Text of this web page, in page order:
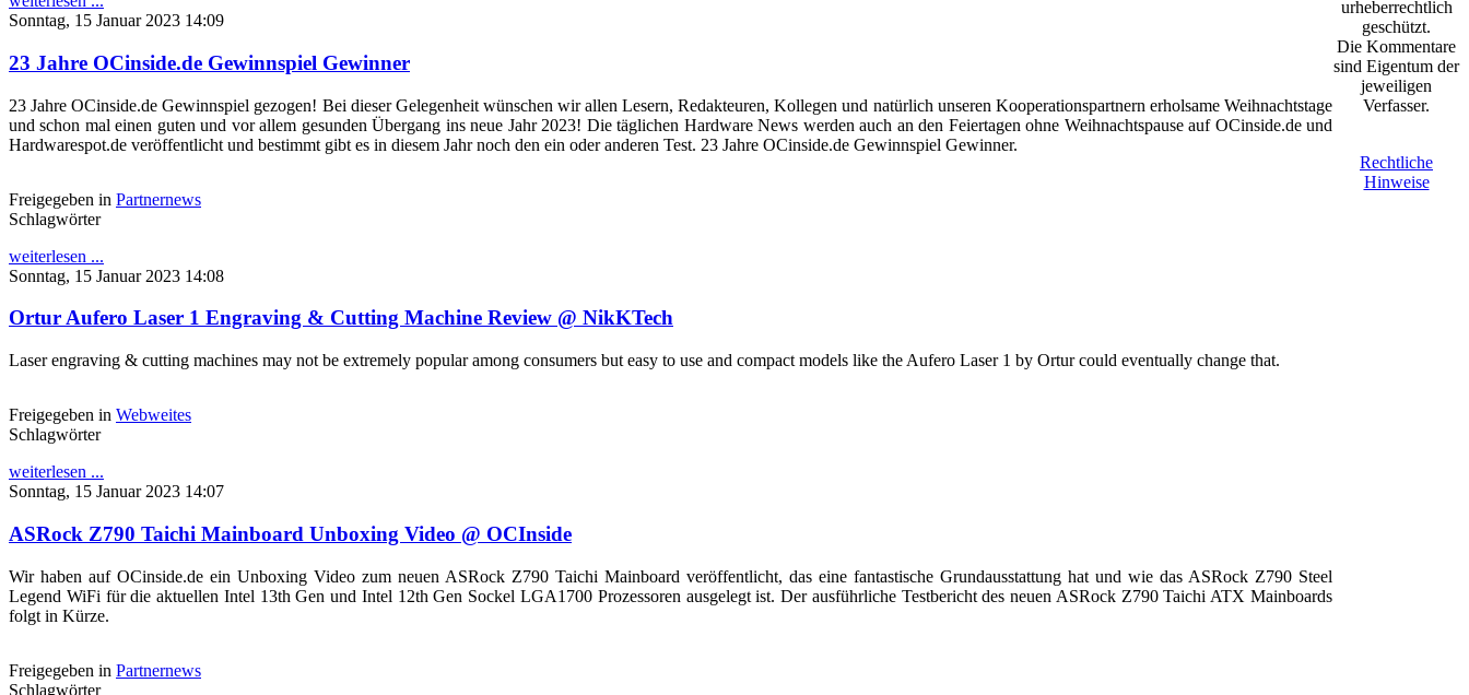
Sonntag, 15 Januar 2023 14:09
23 Jahre OCinside.de Gewinnspiel Gewinner
23 Jahre OCinside.de Gewinnspiel gezogen! Bei dieser Gelegenheit wünschen wir allen Lesern, Redakteuren, Kollegen und natürlich unseren Kooperationspartnern erholsame Weihnachtstage
und schon mal einen guten und vor allem gesunden Übergang ins neue Jahr 2023! Die täglichen Hardware News werden auch an den Feiertagen ohne Weihnachtspause auf OCinside.de und
Hardwarespot.de veröffentlicht und bestimmt gibt es in diesem Jahr noch den ein oder anderen Test. 23 Jahre OCinside.de Gewinnspiel Gewinner.
Freigegeben in Partnernews
Schlagwörter
weiterlesen ...
Sonntag, 15 Januar 2023 14:08
Ortur Aufero Laser 1 Engraving & Cutting Machine Review @ NikKTech
Laser engraving & cutting machines may not be extremely popular among consumers but easy to use and compact models like the Aufero Laser 1 by Ortur could eventually change that.
Freigegeben in Webweites
Schlagwörter
weiterlesen ...
Sonntag, 15 Januar 2023 14:07
ASRock Z790 Taichi Mainboard Unboxing Video @ OCInside
Wir haben auf OCinside.de ein Unboxing Video zum neuen ASRock Z790 Taichi Mainboard veröffentlicht, das eine fantastische Grundausstattung hat und wie das ASRock Z790 Steel
Legend WiFi für die aktuellen Intel 13th Gen und Intel 12th Gen Sockel LGA1700 Prozessoren ausgelegt ist. Der ausführliche Testbericht des neuen ASRock Z790 Taichi ATX Mainboards
folgt in Kürze.
Freigegeben in Partnernews
Schlagwörter
urheberrechtlich
geschützt.
Die Kommentare
sind Eigentum der
jeweiligen
Verfasser.
Rechtliche
Hinweise